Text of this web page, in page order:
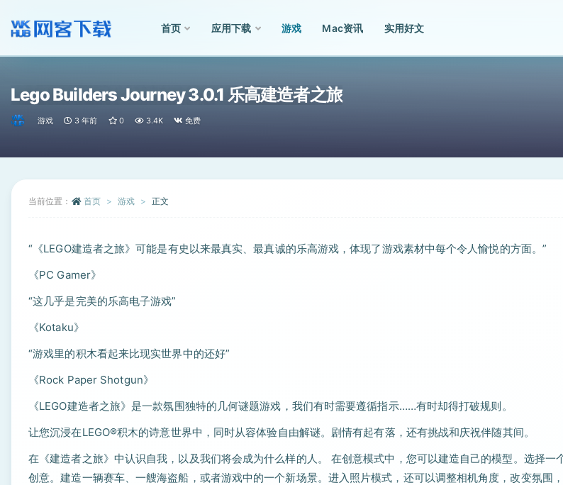
首页 应用下载 游戏 Mac资讯 实用好文
Lego Builders Journey 3.0.1 乐高建造者之旅
游戏 3 年前 0 3.4K 免费
当前位置： 首页 游戏 正文
“《LEGO建造者之旅》可能是有史以来最真实、最真诚的乐高游戏，体现了游戏素材中每个令人愉悦的方面。”
《PC Gamer》
“这几乎是完美的乐高电子游戏”
《Kotaku》
“游戏里的积木看起来比现实世界中的还好”
《Rock Paper Shotgun》
《LEGO建造者之旅》是一款氛围独特的几何谜题游戏，我们有时需要遵循指示……有时却得打破规则。
让您沉浸在LEGO®积木的诗意世界中，同时从容体验自由解谜。剧情有起有落，还有挑战和庆祝伴随其间。
在《建造者之旅》中认识自我，以及我们将会成为什么样的人。 在创意模式中，您可以建造自己的模型。选择一
创意。建造一辆赛车、一艘海盗船，或者游戏中的一个新场景。进入照片模式，还可以调整相机角度，改变氛围